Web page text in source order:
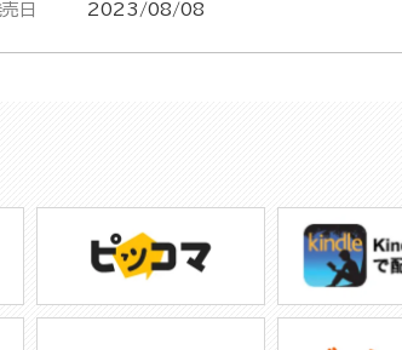
日 2023/08/08